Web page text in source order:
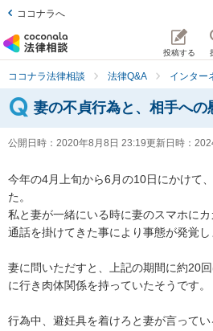
ココナラへ
投稿する
ココナラ法律相談 法律Q&A インター
妻の不貞行為と、相手への
公開日時： 2020年8月8日 23:19更新日時：
今年の4月上旬から6月の10日にかけて
た。
私と妻が一緒にいる時に妻のスマホに
通話を掛けてきた事により事態が発覚し
妻に問いただすと、上記の期間に約20
に行き肉体関係を持っていたそうです。
行為中、避妊具を着けろと妻が言って